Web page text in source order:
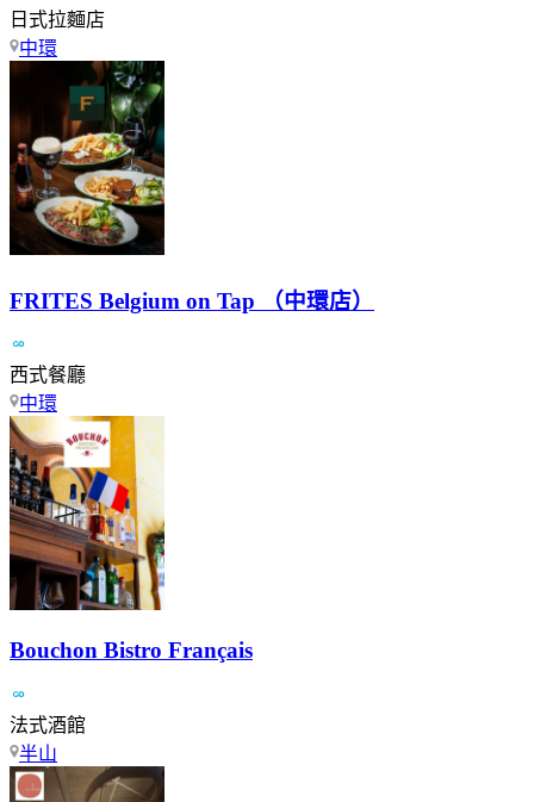
日式拉麵店
中環
FRITES Belgium on Tap （中環店）
西式餐廳
中環
Bouchon Bistro Français
法式酒館
半山